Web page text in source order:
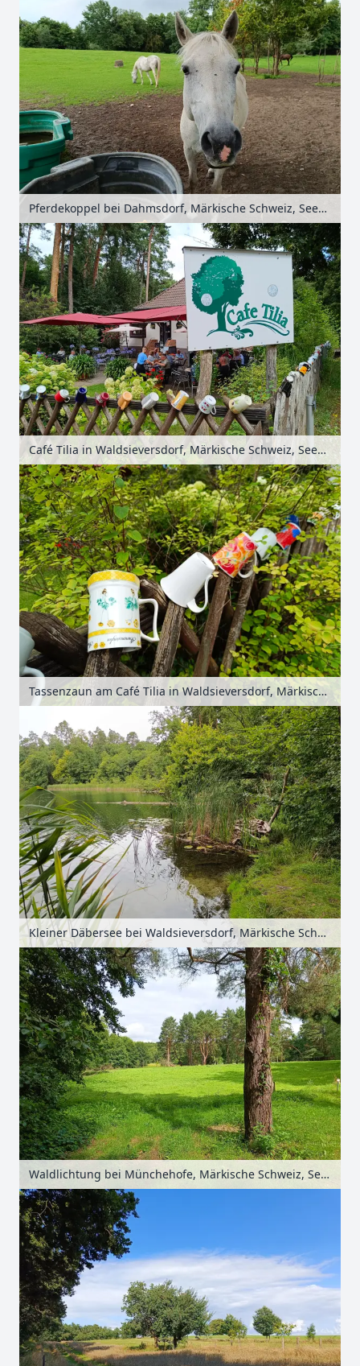
Pferdekoppel bei Dahmsdorf, Märkische Schweiz, Seenland Oder-Spree, Brandenburg, Deutschland
Café Tilia in Waldsieversdorf, Märkische Schweiz, Seenland Oder-Spree, Brandenburg, Deutschland
Tassenzaun am Café Tilia in Waldsieversdorf, Märkische Schweiz, Seenland Oder-Spree, Brandenburg, Deutschland
Kleiner Däbersee bei Waldsieversdorf, Märkische Schweiz, Seenland Oder-Spree, Brandenburg, Deutschland
Waldlichtung bei Münchehofe, Märkische Schweiz, Seenland Oder-Spree, Brandenburg, Deutschland